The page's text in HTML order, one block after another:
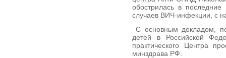
обострилась в
случаев ВИЧ-инфекции, с
С основным докладом,
детей в Российской
практического Центра
минздрава РФ.